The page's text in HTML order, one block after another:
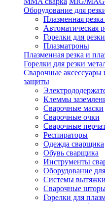
Оборудование для
Плазменная
Автоматическая
Горелки для
Плазматроны
Плазменная резка и
Горелки для резки
Сварочные аксессуары
защиты
Клеммы
Сварочные маски
Сварочные очки
Сварочные
Респираторы
Одежда сварщика
Обувь сварщика
Инструменты
Оборудование
Системы
Сварочные
Горелки для